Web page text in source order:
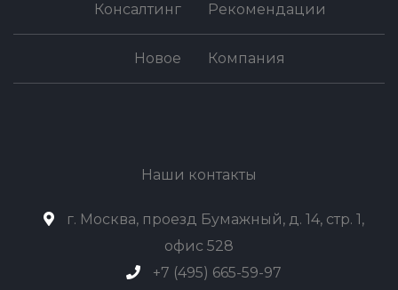
Консалтинг Рекомендации
Новое Компания
Наши контакты
г. Москва, проезд Бумажный, д. 14, стр. 1,
офис 528
+7 (495) 665-59-97